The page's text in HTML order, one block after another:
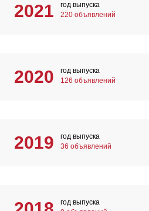
2021
год выпуска
220 объявлений
2020
год выпуска
126 объявлений
2019
год выпуска
36 объявлений
год выпуска